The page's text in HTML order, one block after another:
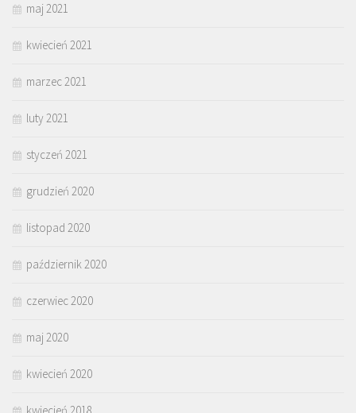
maj 2021
kwiecień 2021
marzec 2021
luty 2021
styczeń 2021
grudzień 2020
listopad 2020
październik 2020
czerwiec 2020
maj 2020
kwiecień 2020